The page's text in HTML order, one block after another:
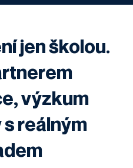
jen školou.
výzkum
reálným